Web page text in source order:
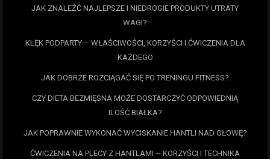
JAK ZNALEŹĆ NAJLEPSZE I NIEDROGIE PRODUKTY UTRATY
WAGI?
KLĘK PODPARTY – WŁAŚCIWOŚCI, KORZYŚCI I ĆWICZENIA DLA
KAŻDEGO
JAK DOBRZE ROZCIĄGAĆ SIĘ PO TRENINGU FITNESS?
CZY DIETA BEZMIĘSNA MOŻE DOSTARCZYĆ ODPOWIEDNIĄ
ILOŚĆ BIAŁKA?
JAK POPRAWNIE WYKONAĆ WYCISKANIE HANTLI NAD GŁOWĘ?
ĆWICZENIA NA PLECY Z HANTLAMI – KORZYŚCI I TECHNIKA